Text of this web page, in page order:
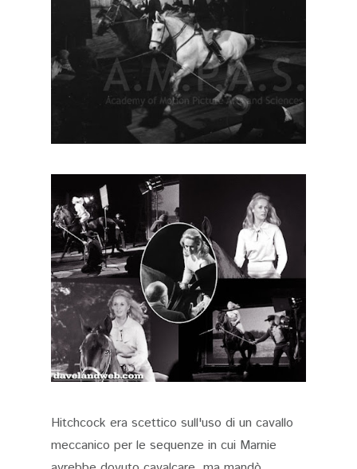
Hitchcock era scettico sull'uso di un cavallo
meccanico per le sequenze in cui Marnie